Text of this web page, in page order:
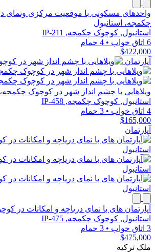
واحدهای مسکونی با موقعیت مرکزی ونمای
چکمجه، استانبول
استانبول, کوچوک چکمجه, IP-211
6 اتاق خواب
• 4 حمام
$422,000
آپارتمان
ویلاهایی با چشم انداز شهر در کوچوک چکمجه،
استانبول, کوچوک چکمجه, IP-458
4 اتاق خواب
• 3 حمام
$165,000
آپارتمان
آپارتمان های با نمای دریاچه و امکانات در
استانبول, کوچوک چکمجه, IP-475
3 اتاق خواب
• 3 حمام
$475,000
ملک ترکیه